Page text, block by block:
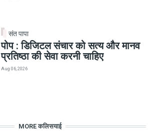
संत पापा
पोप : डिजिटल संचार को सत्य और मानव
प्रतिष्ठा की सेवा करनी चाहिए
Aug 06, 2026
MORE कलिसयाई